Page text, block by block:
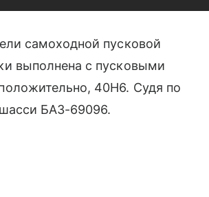
самоходной пусковой
выполнена с пусковыми
40Н6. Судя по
БАЗ-69096.